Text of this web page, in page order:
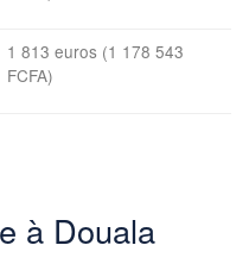
1 813 euros (1 178 543
FCFA)
à Douala